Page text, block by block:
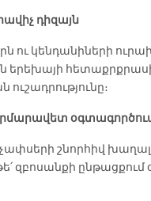
դիզայն
ու կենդանիների
երեխայի
շնորհիվ
զբոսանքի ընթացքում